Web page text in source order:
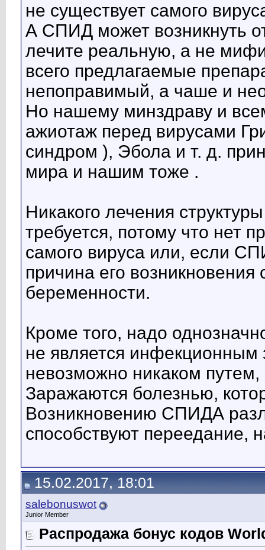
не существует самого
А СПИД может возникнуть
лечите реальную, а не
всего предлагаемые
непоправимый, а чаше и
Но нашему минздраву и
ажиотаж перед вирусами
синдром ), Эбола и т. д.
мира и нашим тоже .
Никакого лечения
требуется, потому что нет
самого вируса или, если
причина его возникновения
беременности.
Кроме того, надо
не является инфекционным
невозможно никаком
Заражаются болезнью,
Возникновению СПИДА
способствуют переедание,
15.02.2017, 18:01
salebonuswot
Junior Member
Распродажа бонус кодов